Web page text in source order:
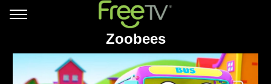
Zoobees